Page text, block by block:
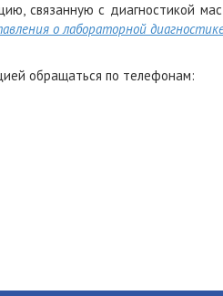
связанную с диагностикой
о лабораторной
обращаться по телефонам: